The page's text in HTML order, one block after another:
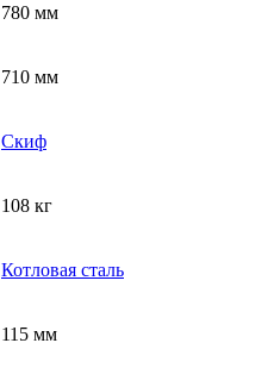
780 мм
710 мм
Скиф
108 кг
Котловая сталь
115 мм